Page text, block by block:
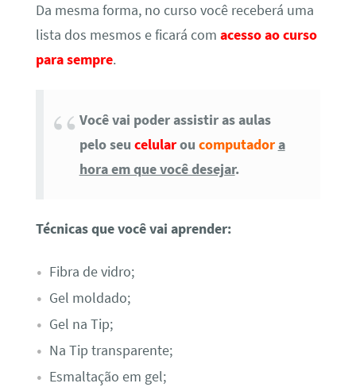
Da mesma forma, no curso você receberá uma
lista dos mesmos e ficará com acesso ao curso
para sempre.
Você vai poder assistir as aulas
pelo seu celularou computador a
hora em que você desejar.
Técnicas que você vai aprender:
Fibra de vidro;
Gel moldado;
Gel na Tip;
Na Tip transparente;
Esmaltação em gel;